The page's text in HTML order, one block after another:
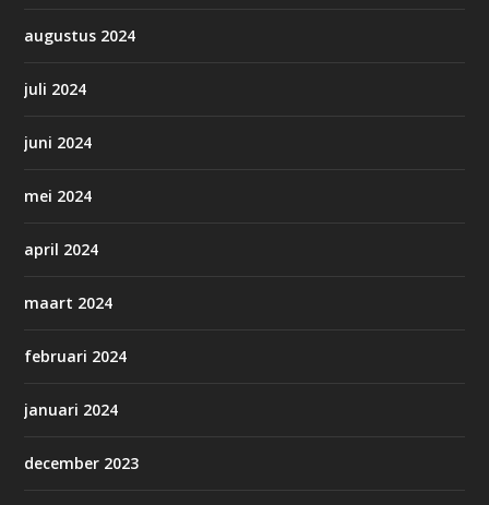
augustus 2024
juli 2024
juni 2024
mei 2024
april 2024
maart 2024
februari 2024
januari 2024
december 2023